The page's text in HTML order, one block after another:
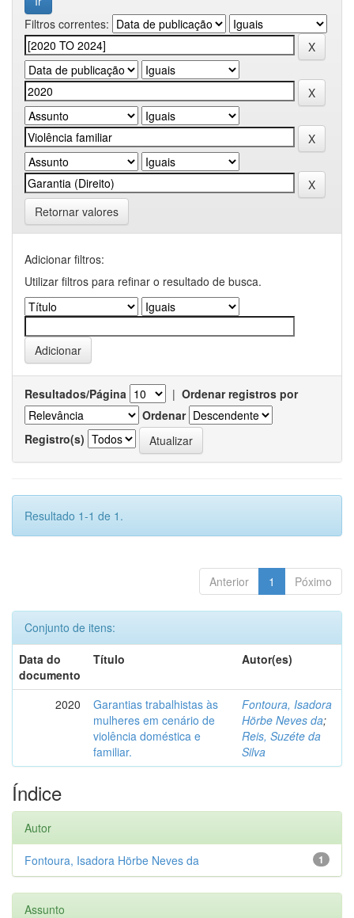
Filtros correntes:
Retornar valores
Adicionar filtros:
Utilizar filtros para refinar o resultado de busca.
Resultados/Página | Ordenar registros por
Ordenar
Registro(s)
Resultado 1-1 de 1.
Anterior 1 Póximo
Conjunto de itens:
Data do
documento
Título Autor(es)
2020
Garantias trabalhistas às
mulheres em cenário de
violência doméstica e
familiar.
Fontoura, Isadora
Hörbe Neves da;
Reis, Suzéte da
Silva
Índice
Autor
1
Fontoura, Isadora Hörbe Neves da
Assunto